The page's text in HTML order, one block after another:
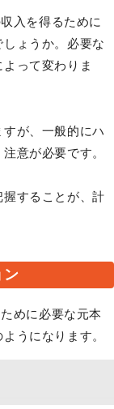
入を得るために
ょうか。必要な
って変わりま
が、一般的にハ
意が必要です。
することが、計
ン
めに必要な元本
うになります。